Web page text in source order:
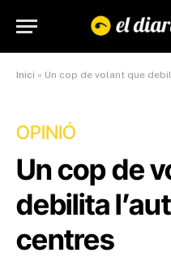
Inici » Un cop de volant que
OPINIÓ
Un cop de
debilita
centres